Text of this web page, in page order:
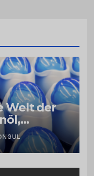
Welt der
und
von
Anbietern